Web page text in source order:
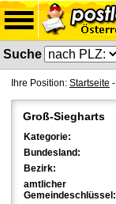
Suche
Ihre Position: Startseite -
Groß-Siegharts
Kategorie:
Bundesland:
Bezirk:
amtlicher
Gemeindeschlüssel: